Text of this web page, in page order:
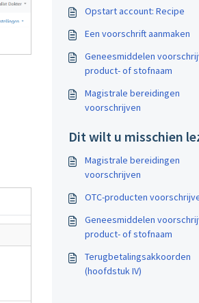
Opstart account: Recipe
Een voorschrift aanmaken
Geneesmiddelen
product- of stofnaam
Magistrale bereidingen
voorschrijven
Dit wilt u misschien
Magistrale bereidingen
voorschrijven
OTC-producten
Geneesmiddelen
product- of stofnaam
Terugbetalingsakkoorden
(hoofdstuk IV)